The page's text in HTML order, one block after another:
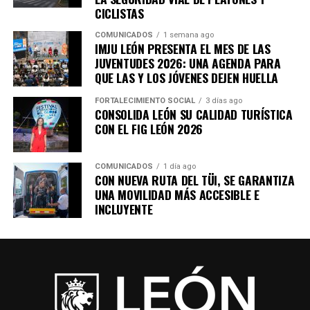
CICLISTAS
COMUNICADOS 1 semana ago
IMJU LEÓN PRESENTA EL MES DE LAS
JUVENTUDES 2026: UNA AGENDA PARA
QUE LAS Y LOS JÓVENES DEJEN HUELLA
FORTALECIMIENTO SOCIAL 3 días ago
CONSOLIDA LEÓN SU CALIDAD TURÍSTICA
CON EL FIG LEÓN 2026
COMUNICADOS 1 día ago
CON NUEVA RUTA DEL TÜI, SE GARANTIZA
UNA MOVILIDAD MÁS ACCESIBLE E
INCLUYENTE